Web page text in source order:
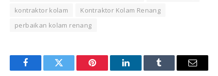
kontraktor kolam
Kontraktor Kolam Renang
perbaikan kolam renang
FacebookTwitter Pinterest LinkedInTumblr Email